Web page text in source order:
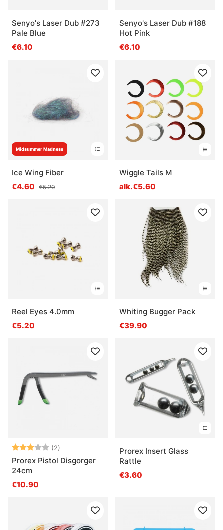
Senyo's Laser Dub #273
Pale Blue
€6.10
Senyo's Laser Dub #188
Hot Pink
€6.10
Midsummer Madness
Ice Wing Fiber
€4.60 €5.20
Wiggle Tails M
alk.€5.60
Reel Eyes 4.0mm
€5.20
Whiting Bugger Pack
€39.90
Arvio: (2)
3.0 5:sta tähdestä
Prorex Pistol Disgorger
24cm
€10.90
Prorex Insert Glass
Rattle
€3.60